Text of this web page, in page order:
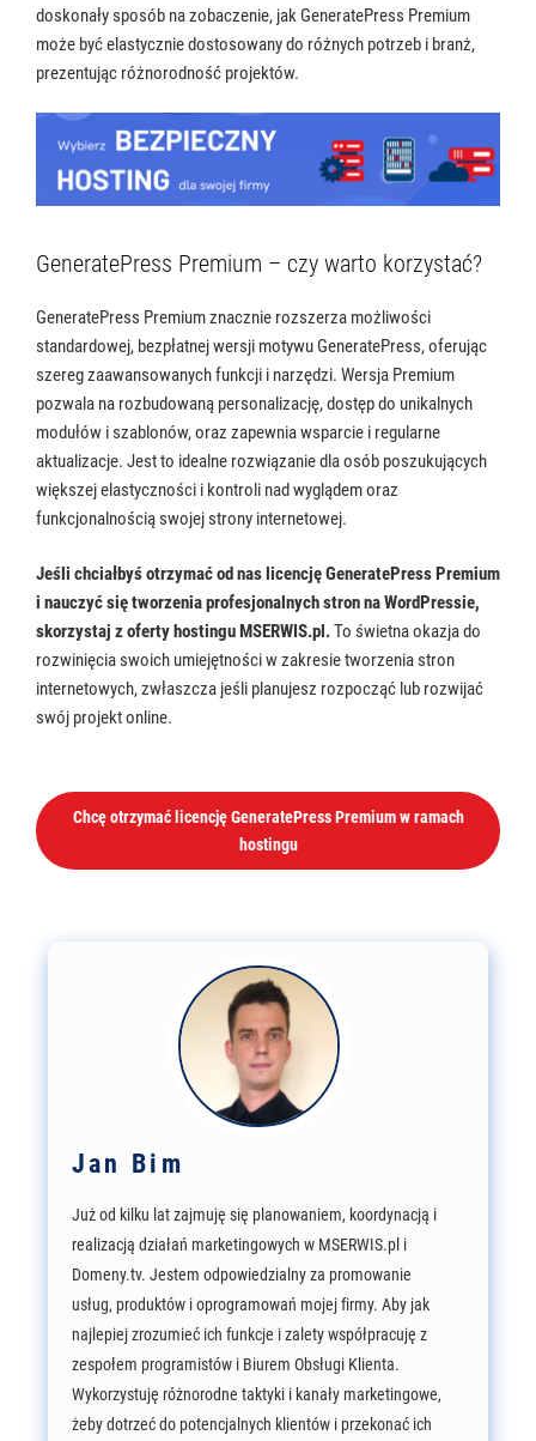
doskonały sposób na zobaczenie, jak GeneratePress Premium
może być elastycznie dostosowany do różnych potrzeb i branż,
prezentując różnorodność projektów.
GeneratePress Premium – czy warto korzystać?
GeneratePress Premium znacznie rozszerza możliwości
standardowej, bezpłatnej wersji motywu GeneratePress, oferując
szereg zaawansowanych funkcji i narzędzi. Wersja Premium
pozwala na rozbudowaną personalizację, dostęp do unikalnych
modułów i szablonów, oraz zapewnia wsparcie i regularne
aktualizacje. Jest to idealne rozwiązanie dla osób poszukujących
większej elastyczności i kontroli nad wyglądem oraz
funkcjonalnością swojej strony internetowej.
Jeśli chciałbyś otrzymać od nas licencję GeneratePress Premium
i nauczyć się tworzenia profesjonalnych stron na WordPressie,
skorzystaj z oferty hostingu MSERWIS.pl.To świetna okazja do
rozwinięcia swoich umiejętności w zakresie tworzenia stron
internetowych, zwłaszcza jeśli planujesz rozpocząć lub rozwijać
swój projekt online.
Chcę otrzymać licencję GeneratePress Premium w ramach
hostingu
Jan Bim
Już od kilku lat zajmuję się planowaniem, koordynacją i
realizacją działań marketingowych w MSERWIS.pl i
Domeny.tv. Jestem odpowiedzialny za promowanie
usług, produktów i oprogramowań mojej firmy. Aby jak
najlepiej zrozumieć ich funkcje i zalety współpracuję z
zespołem programistów i Biurem Obsługi Klienta.
Wykorzystuję różnorodne taktyki i kanały marketingowe,
żeby dotrzeć do potencjalnych klientów i przekonać ich